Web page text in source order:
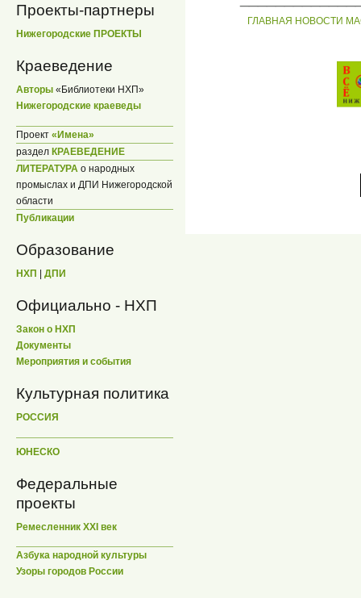
Проекты-партнеры
Нижегородские ПРОЕКТЫ
Краеведение
Авторы «Библиотеки НХП»
Нижегородские краеведы
Проект «Имена»
раздел КРАЕВЕДЕНИЕ
ЛИТЕРАТУРА о народных
промыслах и ДПИ Нижегородской
области
Публикации
Образование
НХП | ДПИ
Официально - НХП
Закон о НХП
Документы
Мероприятия и события
Культурная политика
РОССИЯ
ЮНЕСКО
Федеральные
проекты
Ремесленник XXI век
Азбука народной культуры
Узоры городов России
ГЛАВНАЯ НОВОСТИ